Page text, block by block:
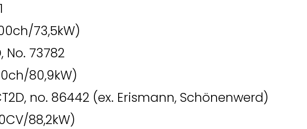
73,5kW)
73782
80,9kW)
no. 86442 (ex. Erismann, Schönenwerd)
88,2kW)